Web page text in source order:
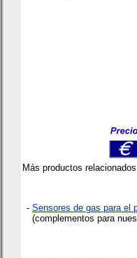
Más productos
- Sensores de gas para el
(complementos para